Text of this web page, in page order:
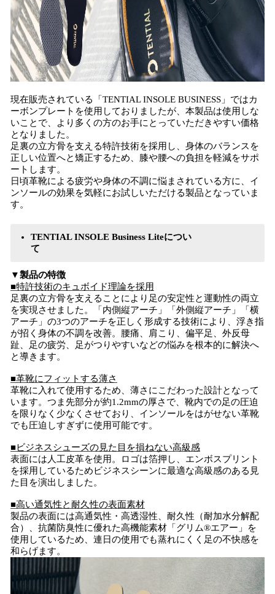
現在販売されている「TENTIAL INSOLE BUSINESS」ではカ
ーボンプレートを使用しておりましたが、本製品は使用しな
いことで、より多くの方のお手にとっていただきやすい価格
となりました。
足裏の立方骨を支える特許技術を採用し、身体のバランスを
正しい位置へと矯正するため、膝や腰への負担を軽減をサポ
ートします。
日頃革靴による疲労や身体の不調に悩まされている方に、イ
ンソールの効果を気軽にお試しいただける製品となっていま
す。
TENTIAL INSOLE Business Liteについ
て
▼製品の特徴
■特許技術のキュボイド理論を採用
足裏の立方骨を支えることにより足の安定性と運動性の両立
を実現させました。「内側縦アーチ」「外側縦アーチ」「横
アーチ」の3つのアーチを正しく形成する技術により、浮き指
が招く身体の不調を改善。腰痛、肩こり、偏平足、外反母
趾、足の疲労、足がつりやすいなどの悩みを根本的に解決へ
と導きます。
■革靴にフィットする薄さ
革靴に入れて使用するため、薄さにこだわった設計となって
います。つま先部分が約1.2mmの厚さで、靴内での足の圧迫
を限りなく少なくさせており、インソールをはがせない革靴
でも圧迫しすぎずに使用可能です。
■ビジネスシューズの見た目を損ねない高級感
表面には人工皮革を使用。ロゴは箔押し、エンボスプリント
を採用しているためビジネスシーンに最適な高級感のある見
た目を演出しました。
■高い通気性と耐久性の表面素材
製品の表面には高通気性・高透湿性、耐久性（耐加水分解配
合）、抗菌防臭性に優れた高機能素材「グリム®︎エアー」を
使用しているため、連日の使用でも蒸れにくく足の不快感を
和らげます。